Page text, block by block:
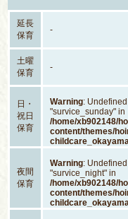
延長
保育
-
土曜
保育
-
日・
祝日
保育
Warning:
"survice_sunday" in
/home/xb902148/
content/themes/
夜間
保育
Warning:
"survice_night" in
/home/xb902148/
content/themes/